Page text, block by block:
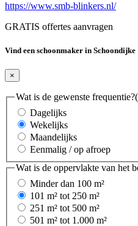
https://www.smb-blinkers.nl/
GRATIS offertes aanvragen
Vind een schoonmaker in Schoondijke
×
Wat is de gewenste frequentie?
Dagelijks
Wekelijks
Maandelijks
Eenmalig / op afroep
Wat is de oppervlakte van het
Minder dan 100 m²
101 m² tot 250 m²
251 m² tot 500 m²
501 m² tot 1.000 m²